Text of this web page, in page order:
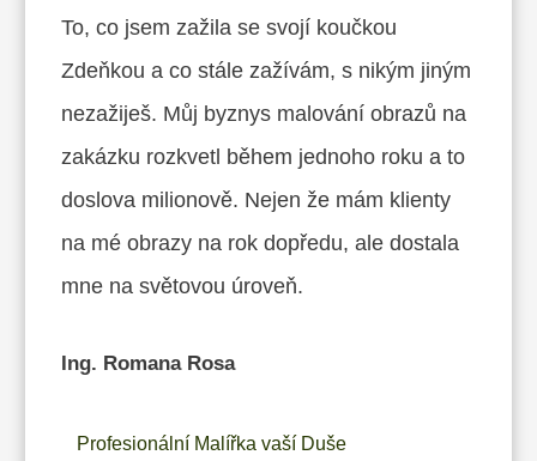
To, co jsem zažila se svojí koučkou
Zdeňkou a co stále zažívám, s nikým jiným
nezažiješ. Můj byznys malování obrazů na
zakázku rozkvetl během jednoho roku a to
doslova milionově. Nejen že mám klienty
na mé obrazy na rok dopředu, ale dostala
mne na světovou úroveň.
Ing. Romana Rosa
Profesionální Malířka vaší Duše